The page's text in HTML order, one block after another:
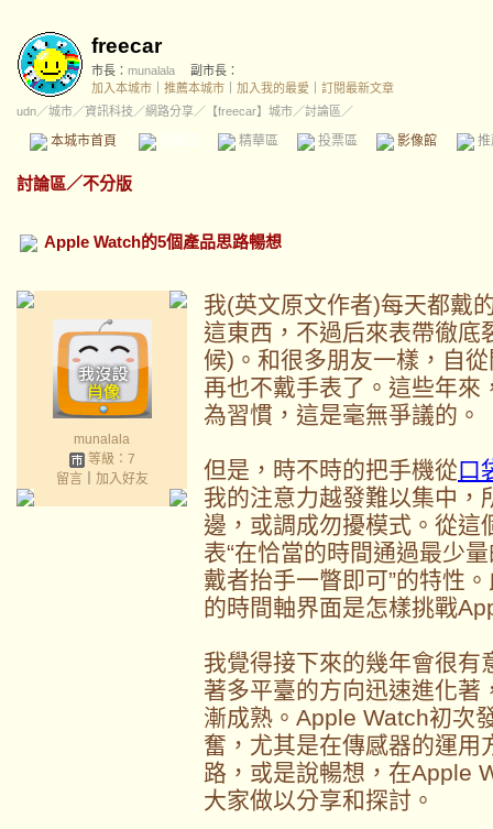
freecar
市長： munalala
副市長：
加入本城市
推薦本城市 加入我的最愛
訂閱最新文章
udn／城市／資訊科技 ／網路分享／ 【freecar】城市／討論區／
本城市首頁 精華區 投票區 影像館
討論區／不分版
Apple Watch的5個產品思路暢想
munalala
等級：7
留言｜ 加入好友
我(英文原文作者)每天都戴
這東西，不過后來表帶徹底
候)。和很多朋友一樣，自
再也不戴手表了。這些年來
為習慣，這是毫無爭議的。
但是，時不時的把手機從口
我的注意力越發難以集中，
邊，或調成勿擾模式。從這
表“在恰當的時間通過最少
戴者抬手一瞥即可”的特性
的時間軸界面是怎樣挑戰
我覺得接下來的幾年會很有
著多平臺的方向迅速進化著
漸成熟。Apple Watch初次
奮，尤其是在傳感器的運用
路，或是說暢想，在Apple
大家做以分享和探討。